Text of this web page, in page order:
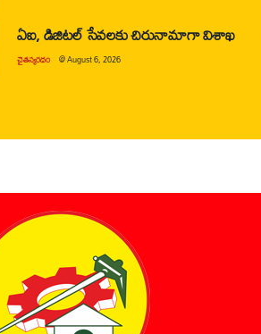
ఏఐ, డిజిటల్ సేవలకు చిరునామాగా విశాఖ
చైతన్యరధం @August 6, 2026